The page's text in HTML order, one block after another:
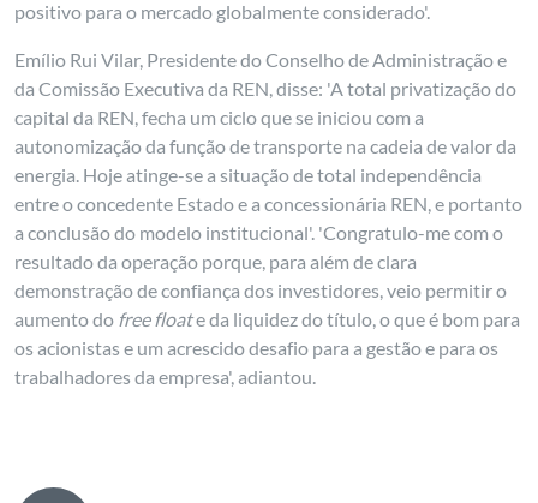
positivo para o mercado globalmente considerado'.
Emílio Rui Vilar, Presidente do Conselho de Administração e
da Comissão Executiva da REN, disse: 'A total privatização do
capital da REN, fecha um ciclo que se iniciou com a
autonomização da função de transporte na cadeia de valor da
energia. Hoje atinge-se a situação de total independência
entre o concedente Estado e a concessionária REN, e portanto
a conclusão do modelo institucional'. 'Congratulo-me com o
resultado da operação porque, para além de clara
demonstração de confiança dos investidores, veio permitir o
aumento do free floate da liquidez do título, o que é bom para
os acionistas e um acrescido desafio para a gestão e para os
trabalhadores da empresa', adiantou.